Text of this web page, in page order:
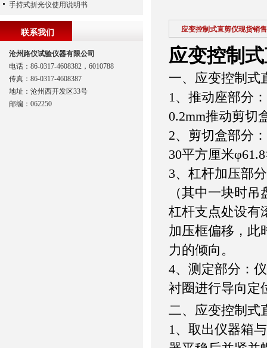
应变控制式直剪仪现货销售
应变控制
一、应变控制式
1、推动座部分
0.2mm推动剪切
2、剪切盒部分
30平方厘米
3、杠杆加压部
（其中一块时吊
杠杆支点处设有
加压框偏移，此
力的倾向。
4、测定部分：
衬圈进行导向定
二、应变控制式
1、取出仪器箱
手持式折光仪使用说明书
联系我们
沧州路仪试验仪器有限公司
电话：86-0317-4608382，6010788
传真：86-0317-4608387
地址：沧州西开发区33号
邮编：062250